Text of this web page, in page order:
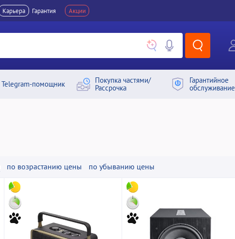
Карьера Гарантия Акции
Telegram-помощник
Покупка частями/
Рассрочка
Гарантийное
обслуживание
по возрастанию цены по убыванию цены